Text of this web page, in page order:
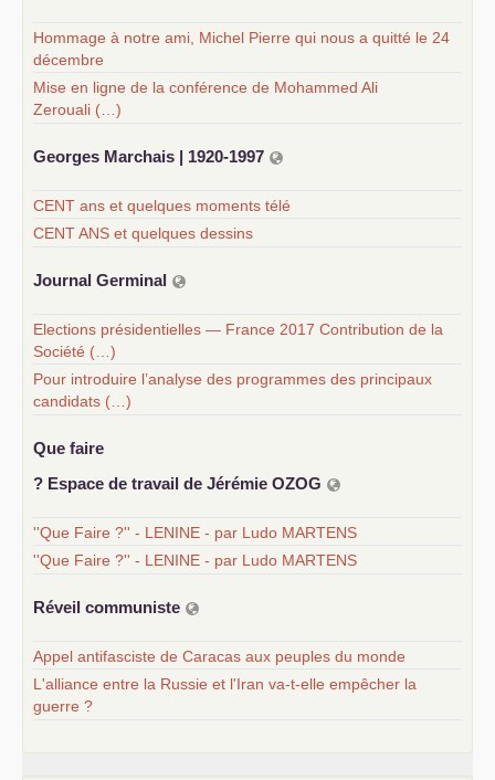
Hommage à notre ami, Michel Pierre qui nous a quitté le 24
décembre
Mise en ligne de la conférence de Mohammed Ali
Zerouali (…)
Georges Marchais | 1920-1997
CENT ans et quelques moments télé
CENT ANS et quelques dessins
Journal Germinal
Elections présidentielles — France 2017 Contribution de la
Société (…)
Pour introduire l’analyse des programmes des principaux
candidats (…)
Que faire
? Espace de travail de Jérémie OZOG
''Que Faire ?'' - LENINE - par Ludo MARTENS
''Que Faire ?'' - LENINE - par Ludo MARTENS
Réveil communiste
Appel antifasciste de Caracas aux peuples du monde
L'alliance entre la Russie et l'Iran va-t-elle empêcher la
guerre ?